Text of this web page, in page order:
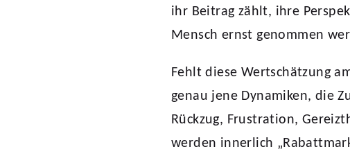
ihr Beitrag zählt, ihre
Mensch ernst genommen
Fehlt diese Wertschätzung
genau jene Dynamiken, die
Rückzug, Frustration,
werden innerlich